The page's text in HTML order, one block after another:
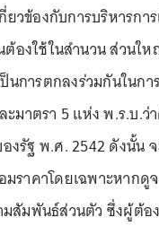
วข้องกับการบริหารกา
องใช้ในสำนวน ส่วนใ
การตกลงร่วมกันในก
มาตรา 5 แห่ง พ.ร.บ.
งรัฐ พ.ศ. 2542 ดังนั้น
ราคาโดยเฉพาะหากดู
มสัมพันธ์ส่วนตัว ซึ่งผู้ต้